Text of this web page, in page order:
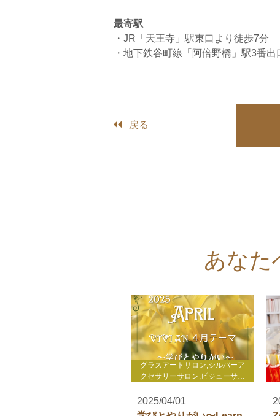
最寄駅
・JR「天王寺」駅東口より徒歩7分
・地下鉄谷町線「阿倍野橋」駅3番
戻る
あなた
グラスアートサロン,シルバーア
クセサリーサロン,ビジューサロ
ョン,心理セラピー,自分発見講
座,enjoy life養成講座,WakuWaku
2025/04/01